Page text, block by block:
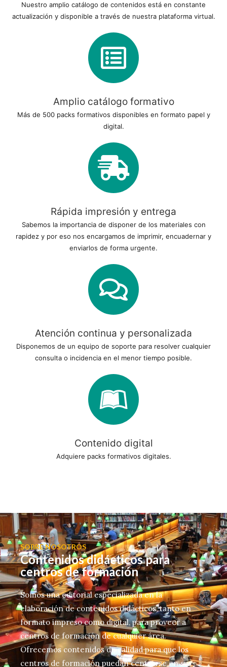
Nuestro amplio catálogo de contenidos está en constante
actualización y disponible a través de nuestra plataforma virtual.
Amplio catálogo formativo
Más de 500 packs formativos disponibles en formato papel y
digital.
Rápida impresión y entrega
Sabemos la importancia de disponer de los materiales con
rapidez y por eso nos encargamos de imprimir, encuadernar y
enviarlos de forma urgente.
Atención continua y personalizada
Disponemos de un equipo de soporte para resolver cualquier
consulta o incidencia en el menor tiempo posible.
Contenido digital
Adquiere packs formativos digitales.
SOBRE NOSOTROS
Contenidos didácticos para
centros de formación
Somos una editorial especializada en la
elaboración de contenidos didácticos, tanto en
formato impreso como digital, para proveer a
centros de formación de cualquier área.
Ofrecemos contenidos de calidad para que los
centros de formación puedan centrarse en sus